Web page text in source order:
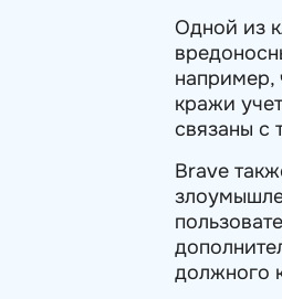
Одной из
например,
кражи
связаны с
Brave
должного